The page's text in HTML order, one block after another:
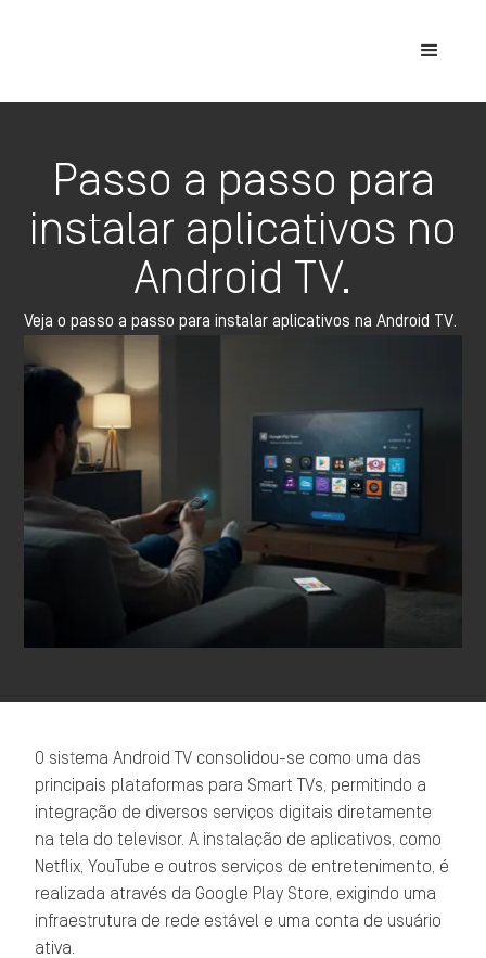
Passo a passo para
instalar aplicativos no
Android TV.
Veja o passo a passo para instalar aplicativos na Android TV.
O sistema Android TV consolidou-se como uma das
principais plataformas para Smart TVs, permitindo a
integração de diversos serviços digitais diretamente
na tela do televisor. A instalação de aplicativos, como
Netflix, YouTube e outros serviços de entretenimento, é
realizada através da Google Play Store, exigindo uma
infraestrutura de rede estável e uma conta de usuário
ativa.